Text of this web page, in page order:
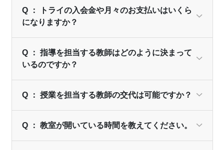
Q ： トライの入会金や月々のお支払いはいくら
になりますか？
Q ： 指導を担当する教師はどのように決まって
いるのですか？
Q ： 授業を担当する教師の交代は可能ですか？
Q ： 教室が開いている時間を教えてください。